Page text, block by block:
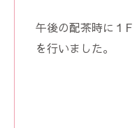
午後の配茶時に１
を行いました。